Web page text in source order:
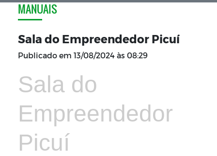
MANUAIS
Sala do Empreendedor Picuí
Publicado em 13/08/2024 às 08:29
Sala do
Empreendedor
Picuí